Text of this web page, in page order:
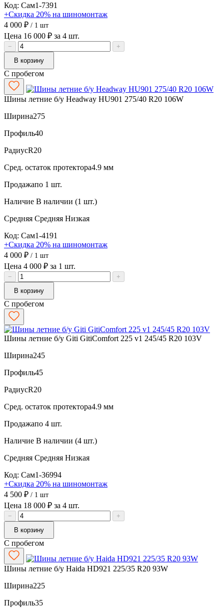
Код: Сам1-7391
+Скидка 20% на шиномонтаж
4 000 ₽ / 1 шт
Цена 16 000 ₽ за 4 шт.
−
+
В корзину
С пробегом
Шины летние б/у Headway HU901 275/40 R20 106W
Ширина275
Профиль40
РадиусR20
Сред. остаток протектора4.9 мм
Продажапо 1 шт.
Наличие В наличии (1 шт.)
Средняя Средняя Низкая
Код: Сам1-4191
+Скидка 20% на шиномонтаж
4 000 ₽ / 1 шт
Цена 4 000 ₽ за 1 шт.
−
+
В корзину
С пробегом
Шины летние б/у Giti GitiComfort 225 v1 245/45 R20 103V
Ширина245
Профиль45
РадиусR20
Сред. остаток протектора4.9 мм
Продажапо 4 шт.
Наличие В наличии (4 шт.)
Средняя Средняя Низкая
Код: Сам1-36994
+Скидка 20% на шиномонтаж
4 500 ₽ / 1 шт
Цена 18 000 ₽ за 4 шт.
−
+
В корзину
С пробегом
Шины летние б/у Haida HD921 225/35 R20 93W
Ширина225
Профиль35